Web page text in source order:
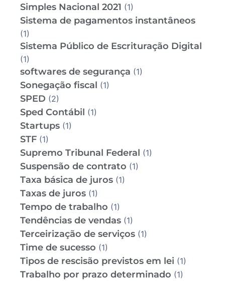
Simples Nacional 2021 (1)
Sistema de pagamentos instantâneos
(1)
Sistema Público de Escrituração Digital
(1)
softwares de segurança (1)
Sonegação fiscal (1)
SPED (2)
Sped Contábil (1)
Startups (1)
STF (1)
Supremo Tribunal Federal (1)
Suspensão de contrato (1)
Taxa básica de juros (1)
Taxas de juros (1)
Tempo de trabalho (1)
Tendências de vendas (1)
Terceirização de serviços (1)
Time de sucesso (1)
Tipos de rescisão previstos em lei (1)
Trabalho por prazo determinado (1)